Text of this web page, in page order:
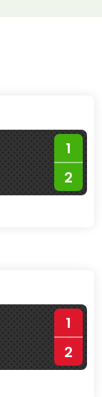
1
2
1
2